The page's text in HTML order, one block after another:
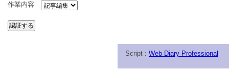
作業内容
Script : Web Diary Professional